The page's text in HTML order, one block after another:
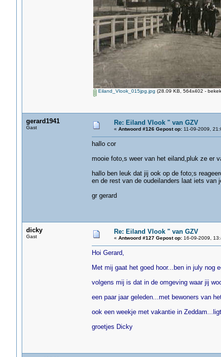
Eiland_Vlook_015jpg.jpg (28.09 KB, 564x402 -
gerard1941
Gast
Re: Eiland Vlook " van GZV
« Antwoord #126 Gepost op:11-09-2009,
hallo cor
mooie foto,s weer van het eiland,pluk ze er
hallo ben leuk dat jij ook op de foto;s
en de rest van de oudeilanders laat iets van
gr gerard
dicky
Gast
Re: Eiland Vlook " van GZV
« Antwoord #127 Gepost op:16-09-2009,
Hoi Gerard,
Met mij gaat het goed hoor...ben in july nog
volgens mij is dat in de omgeving waar jij
een paar jaar geleden...met bewoners van
ook een weekje met vakantie in
groetjes Dicky